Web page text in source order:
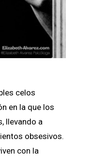
celos
en la que los
llevando a
obsesivos.
con la